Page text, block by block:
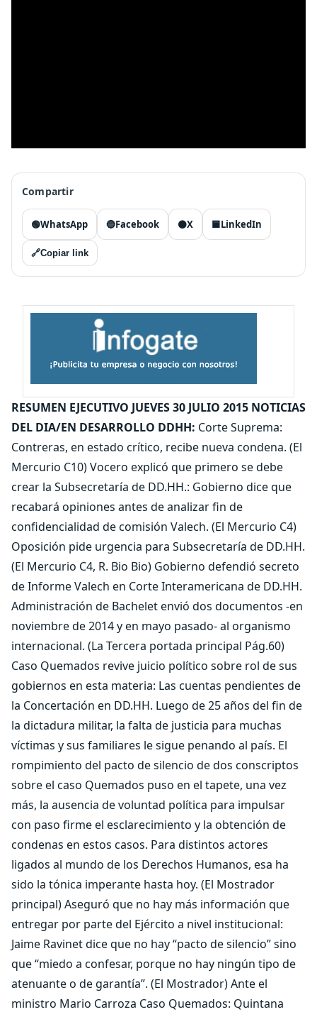
Compartir
🟢WhatsApp 🔵Facebook ⚫X 🟦LinkedIn
🔗Copiar link
RESUMEN EJECUTIVO JUEVES 30 JULIO 2015 NOTICIAS
DEL DIA/EN DESARROLLO DDHH: Corte Suprema:
Contreras, en estado crítico, recibe nueva condena. (El
Mercurio C10) Vocero explicó que primero se debe
crear la Subsecretaría de DD.HH.: Gobierno dice que
recabará opiniones antes de analizar fin de
confidencialidad de comisión Valech. (El Mercurio C4)
Oposición pide urgencia para Subsecretaría de DD.HH.
(El Mercurio C4, R. Bio Bio) Gobierno defendió secreto
de Informe Valech en Corte Interamericana de DD.HH.
Administración de Bachelet envió dos documentos -en
noviembre de 2014 y en mayo pasado- al organismo
internacional. (La Tercera portada principal Pág.60)
Caso Quemados revive juicio político sobre rol de sus
gobiernos en esta materia: Las cuentas pendientes de
la Concertación en DD.HH. Luego de 25 años del fin de
la dictadura militar, la falta de justicia para muchas
víctimas y sus familiares le sigue penando al país. El
rompimiento del pacto de silencio de dos conscriptos
sobre el caso Quemados puso en el tapete, una vez
más, la ausencia de voluntad política para impulsar
con paso firme el esclarecimiento y la obtención de
condenas en estos casos. Para distintos actores
ligados al mundo de los Derechos Humanos, esa ha
sido la tónica imperante hasta hoy. (El Mostrador
principal) Aseguró que no hay más información que
entregar por parte del Ejército a nivel institucional:
Jaime Ravinet dice que no hay “pacto de silencio” sino
que “miedo a confesar, porque no hay ningún tipo de
atenuante o de garantía”. (El Mostrador) Ante el
ministro Mario Carroza Caso Quemados: Quintana